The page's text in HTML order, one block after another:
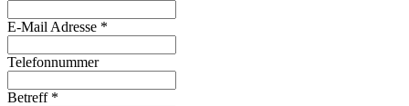
E-Mail Adresse *
Telefonnummer
Betreff *